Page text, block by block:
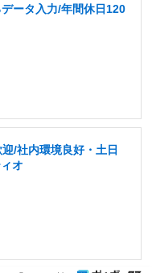
ータ入力/年間休日120
/社内環境良好・土日
オ